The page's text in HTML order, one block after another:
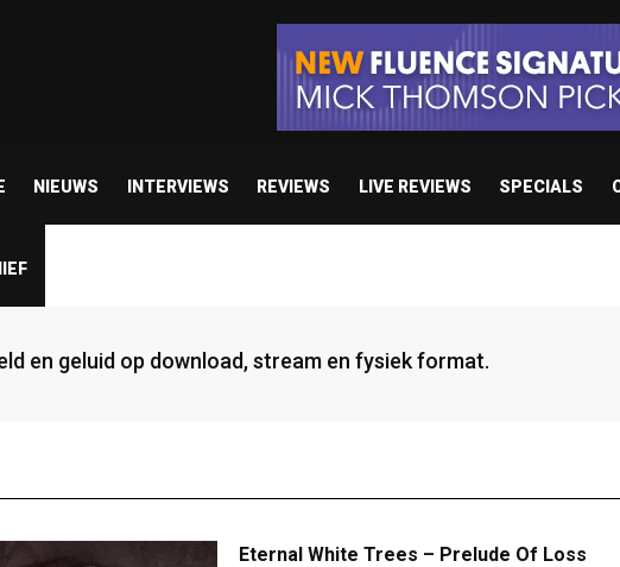
NIEUWS INTERVIEWS REVIEWS LIVE REVIEWS SPECIALS
en geluid op download, stream en fysiek format.
Eternal White Trees – Prelude Of Loss